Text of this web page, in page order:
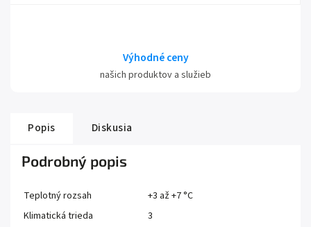
Výhodné ceny
našich produktov a služieb
Popis Diskusia
Podrobný popis
Teplotný rozsah
+3 až +7 °C
Klimatická trieda
3